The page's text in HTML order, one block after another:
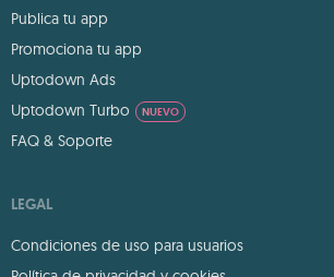
Publica tu app
Promociona tu app
Uptodown Ads
Uptodown Turbo
NUEVO
FAQ & Soporte
LEGAL
Condiciones de uso para usuarios